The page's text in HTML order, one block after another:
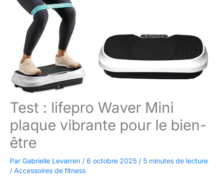
Test : lifepro Waver Mini
plaque vibrante pour le bien-
être
Par Gabrielle Levarren / 6 octobre 2025 / 5 minutes de lecture
/ Accessoires de fitness